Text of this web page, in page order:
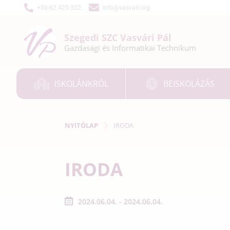
+36-62 425-322 info@vasvari.org
Szegedi SZC Vasvári Pál
Gazdasági és Informatikai Technikum
ISKOLÁNKRÓL BEISKOLÁZÁS
NYITÓLAP IRODA
IRODA
2024.06.04. - 2024.06.04.